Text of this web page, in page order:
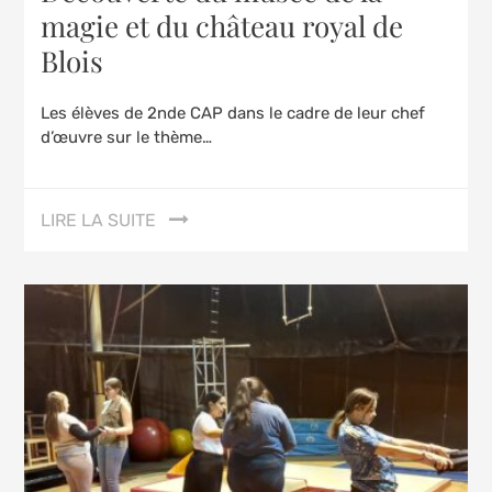
magie et du château royal de
Blois
Les élèves de 2nde CAP dans le cadre de leur chef
d’œuvre sur le thème…
LIRE LA SUITE